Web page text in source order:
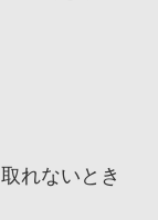
れないとき